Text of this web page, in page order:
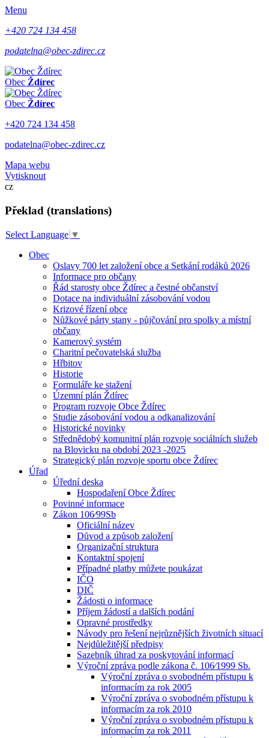
Menu
+420 724 134 458
podatelna@obec-zdirec.cz
Obec Ždírec
Obec Ždírec
+420 724 134 458
podatelna@obec-zdirec.cz
Mapa webu
Vytisknout
cz
Překlad (translations)
Select Language ▼
Obec
Oslavy 700 let založení obce a Setkání rodáků 2026
Informace pro občany
Řád starosty obce Ždírec a čestné občanství
Dotace na individuální zásobování vodou
Krizové řízení obce
Nůžkové párty stany - půjčování pro spolky a místní
občany
Kamerový systém
Charitní pečovatelská služba
Hřbitov
Historie
Formuláře ke stažení
Územní plán Ždírec
Program rozvoje Obce Ždírec
Studie zásobování vodou a odkanalizování
Historické novinky
Střednědobý komunitní plán rozvoje sociálních služeb
na Blovicku na období 2023 -2025
Strategický plán rozvoje sportu obce Ždírec
Úřad
Úřední deska
Hospodaření Obce Ždírec
Povinné informace
Zákon 106⁄99Sb
Oficiální název
Důvod a způsob založení
Organizační struktura
Kontaktní spojení
Případné platby můžete poukázat
IČO
DIČ
Žádosti o informace
Příjem žádostí a dalších podání
Opravné prostředky
Návody pro řešení nejrůznějších životních situací
Nejdůležitější předpisy
Sazebník úhrad za poskytování informací
Výroční zpráva podle zákona č. 106⁄1999 Sb.
Výroční zpráva o svobodném přístupu k
informacím za rok 2005
Výroční zpráva o svobodném přístupu k
informacím za rok 2010
Výroční zpráva o svobodném přístupu k
informacím za rok 2011